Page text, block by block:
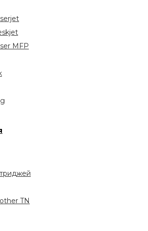
MFP
TN